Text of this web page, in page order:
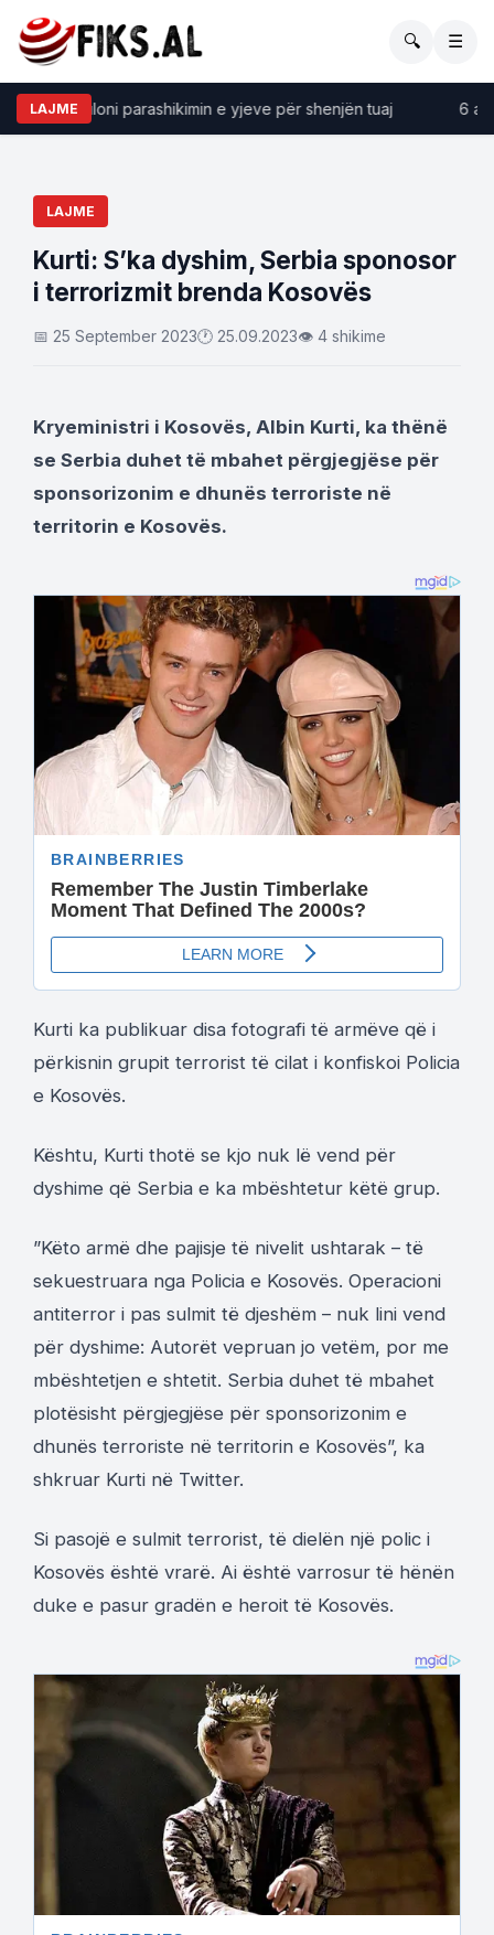
🔍 ☰
LAJME
zbuloni parashikimin e yjeve për shenjën tuaj 6
LAJME
Kurti: S’ka dyshim, Serbia sponosor
i terrorizmit brenda Kosovës
📅 25 September 2023🕐 25.09.2023👁 4 shikime
Kryeministri i Kosovës, Albin Kurti, ka thënë
se Serbia duhet të mbahet përgjegjëse për
sponsorizonim e dhunës terroriste në
territorin e Kosovës.
Kurti ka publikuar disa fotografi të armëve që i
përkisnin grupit terrorist të cilat i konfiskoi Policia
e Kosovës.
Kështu, Kurti thotë se kjo nuk lë vend për
dyshime që Serbia e ka mbështetur këtë grup.
”Këto armë dhe pajisje të nivelit ushtarak – të
sekuestruara nga Policia e Kosovës. Operacioni
antiterror i pas sulmit të djeshëm – nuk lini vend
për dyshime: Autorët vepruan jo vetëm, por me
mbështetjen e shtetit. Serbia duhet të mbahet
plotësisht përgjegjëse për sponsorizonim e
dhunës terroriste në territorin e Kosovës”, ka
shkruar Kurti në Twitter.
Si pasojë e sulmit terrorist, të dielën një polic i
Kosovës është vrarë. Ai është varrosur të hënën
duke e pasur gradën e heroit të Kosovës.